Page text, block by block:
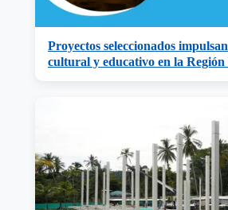
Proyectos seleccionados
cultural y educativo en la